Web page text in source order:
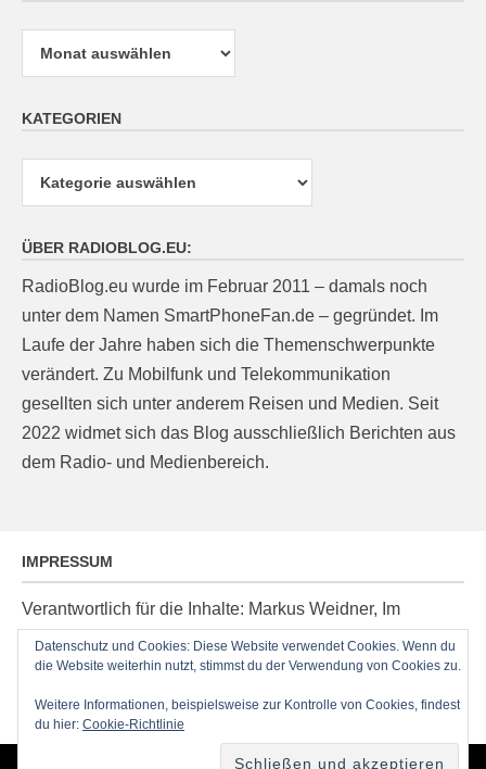
Archiv
KATEGORIEN
Kategorien
ÜBER RADIOBLOG.EU:
RadioBlog.eu wurde im Februar 2011 – damals noch
unter dem Namen SmartPhoneFan.de – gegründet. Im
Laufe der Jahre haben sich die Themenschwerpunkte
verändert. Zu Mobilfunk und Telekommunikation
gesellten sich unter anderem Reisen und Medien. Seit
2022 widmet sich das Blog ausschließlich Berichten aus
dem Radio- und Medienbereich.
IMPRESSUM
Verantwortlich für die Inhalte: Markus Weidner, Im
Ziegelacker 20, D-63599 Biebergemünd, E-Mail:
post@radioblog.eu
Technik und Administration: Thomas Michel
Datenschutz und Cookies: Diese Website verwendet Cookies. Wenn du
die Website weiterhin nutzt, stimmst du der Verwendung von Cookies zu.
Weitere Informationen, beispielsweise zur Kontrolle von Cookies, findest
du hier: Cookie-Richtlinie